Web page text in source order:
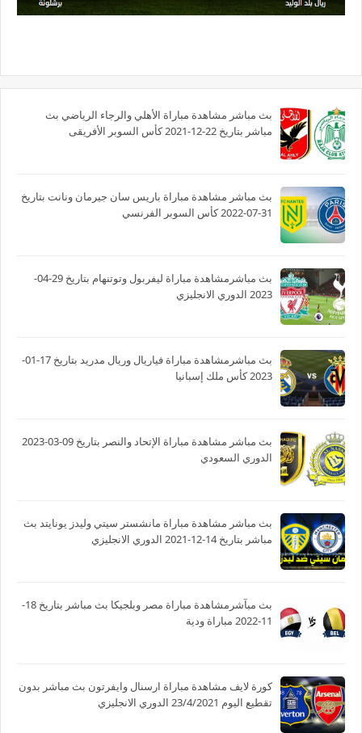
بث مباشر مشاهدة مباراة الأهلي والرجاء الرياضي بث
مباشر بتاريخ 22-12-2021 كأس السوبر الأفريقى
بث مباشر مشاهدة مباراة باريس سان جيرمان ونانت بتاريخ
31-07-2022 كأس السوبر الفرنسي
بث مباشرمشاهدة مباراة ليفربول وتوتنهام بتاريخ 29-04-
2023 الدوري الانجليزي
بث مباشرمشاهدة مباراة فياريال وريال مدريد بتاريخ 17-01-
2023 كأس ملك إسبانيا
بث مباشر مشاهدة مباراة الإتحاد والنصر بتاريخ 09-03-2023
الدوري السعودي
بث مباشر مشاهدة مباراة مانشستر سيتي وليدز يونايتد بث
مباشر بتاريخ 14-12-2021 الدوري الانجليزي
بث مبآشرمشاهدة مباراة مصر وبلجيكا بث مباشر بتاريخ 18-
11-2022 مباراة ودية
كورة لايف مشاهدة مباراة ارسنال وايفرتون بث مباشر بدون
تقطيع اليوم 23/4/2021 الدوري الانجليزي